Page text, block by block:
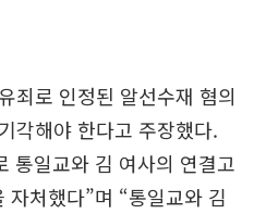
죄로 인정된 알선수재 혐의
각해야 한다고 주장했다.
통일교와 김 여사의 연결고
자처했다”며 “통일교와 김